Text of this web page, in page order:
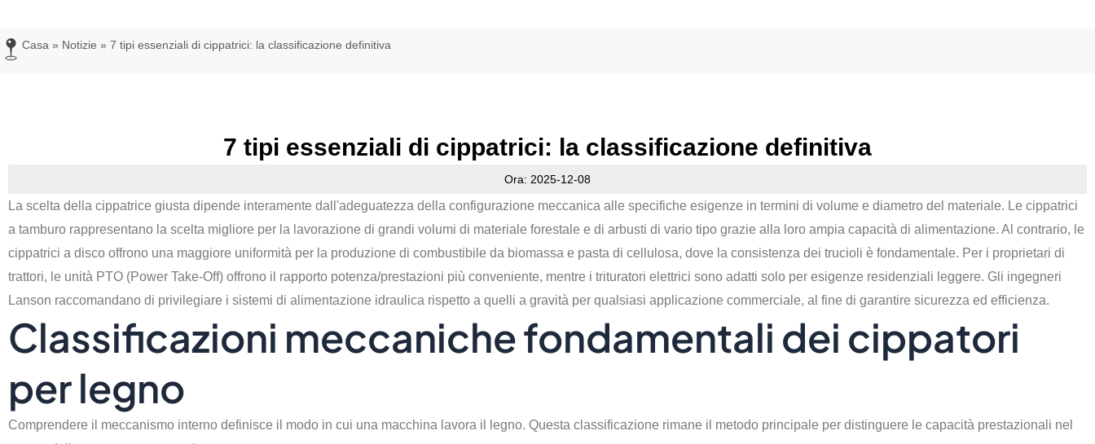
Casa » Notizie » 7 tipi essenziali di cippatrici: la classificazione definitiva
7 tipi essenziali di cippatrici: la classificazione definitiva
Ora: 2025-12-08
La scelta della cippatrice giusta dipende interamente dall'adeguatezza della configurazione meccanica alle specifiche esigenze in termini di volume e diametro del materiale. Le cippatrici
a tamburo rappresentano la scelta migliore per la lavorazione di grandi volumi di materiale forestale e di arbusti di vario tipo grazie alla loro ampia capacità di alimentazione. Al contrario, le
cippatrici a disco offrono una maggiore uniformità per la produzione di combustibile da biomassa e pasta di cellulosa, dove la consistenza dei trucioli è fondamentale. Per i proprietari di
trattori, le unità PTO (Power Take-Off) offrono il rapporto potenza/prestazioni più conveniente, mentre i trituratori elettrici sono adatti solo per esigenze residenziali leggere. Gli ingegneri
Lanson raccomandano di privilegiare i sistemi di alimentazione idraulica rispetto a quelli a gravità per qualsiasi applicazione commerciale, al fine di garantire sicurezza ed efficienza.
Classificazioni meccaniche fondamentali dei cippatori
per legno
Comprendere il meccanismo interno definisce il modo in cui una macchina lavora il legno. Questa classificazione rimane il metodo principale per distinguere le capacità prestazionali nel